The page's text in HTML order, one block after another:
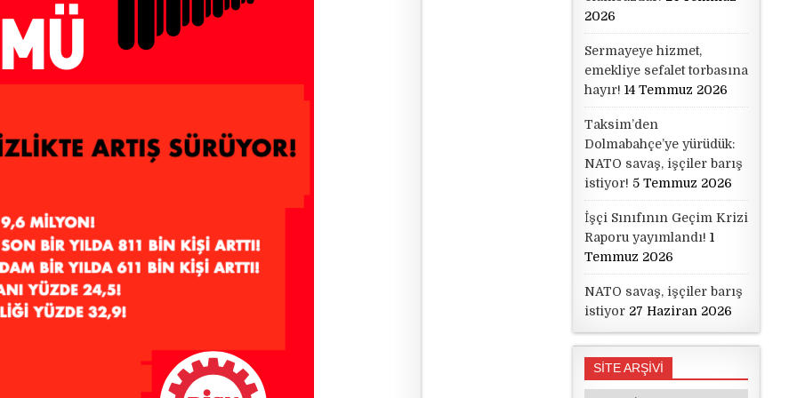
2026
Sermayeye hizmet,
emekliye sefalet torbasına
hayır! 14 Temmuz 2026
Taksim’den
Dolmabahçe’ye yürüdük:
NATO savaş, işçiler barış
istiyor! 5 Temmuz 2026
İşçi Sınıfının Geçim Krizi
Raporu yayımlandı! 1
Temmuz 2026
NATO savaş, işçiler barış
istiyor 27 Haziran 2026
SİTE ARŞİVİ